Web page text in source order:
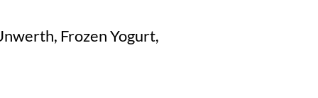
Frozen Yogurt,